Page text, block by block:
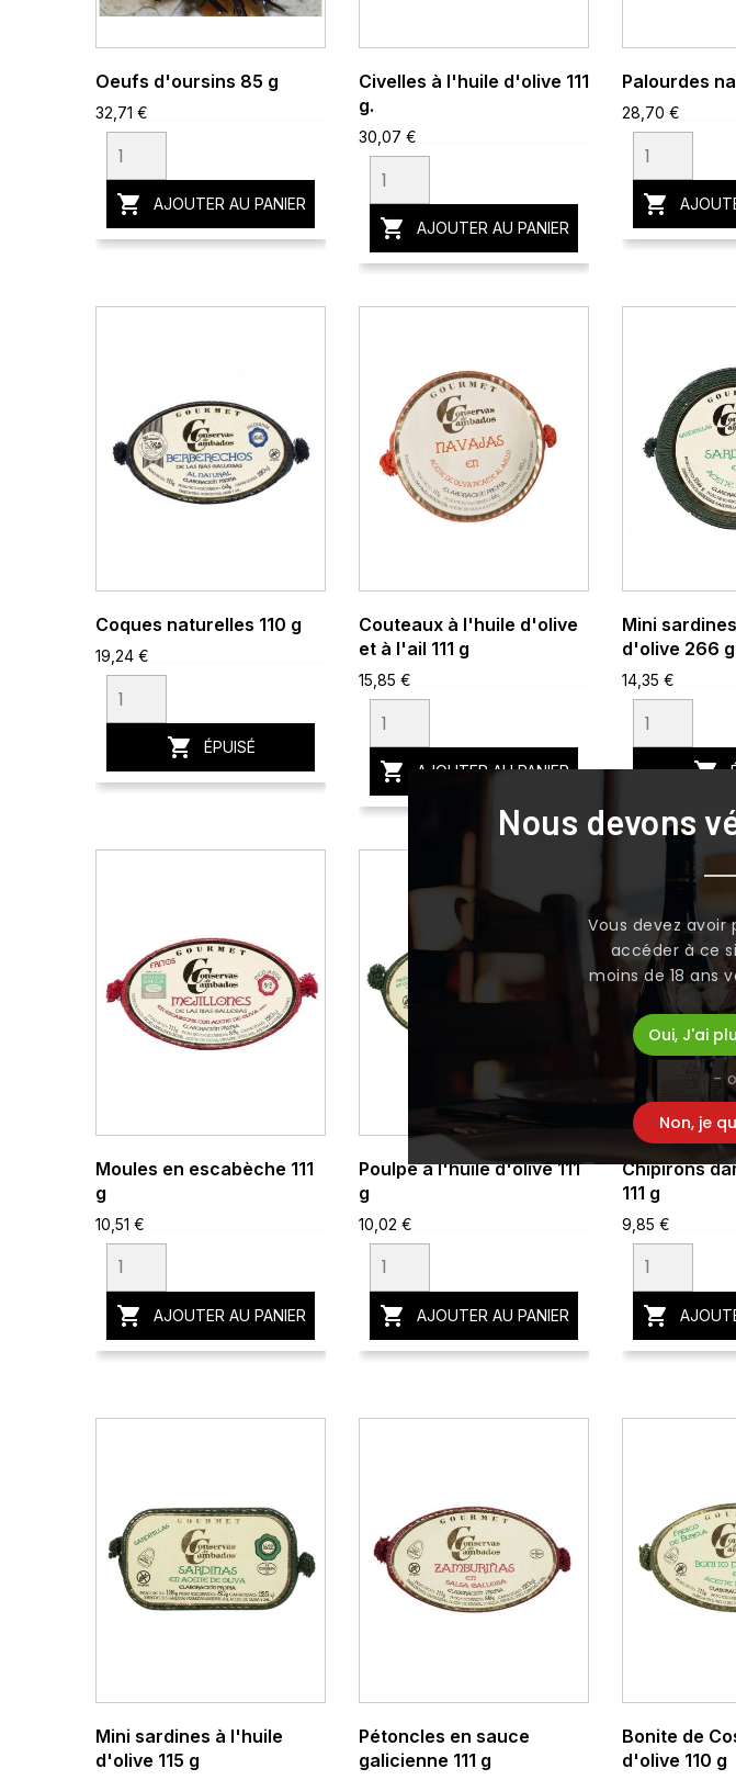
Oeufs d'oursins 85 g
32,71 €
 AJOUTER AU PANIER
Civelles à l'huile d'olive 111
g.
30,07 €
 AJOUTER AU PANIER
Palourdes
28,70 €

Coques naturelles 110 g
19,24 €
 ÉPUISÉ
Couteaux à l'huile d'olive
et à l'ail 111 g
15,85 €
 AJOUTER AU PANIER
Mini
d'olive 266 g
14,35 €

Moules en escabèche 111
g
10,51 €
 AJOUTER AU PANIER
Poulpe à l'huile d'olive 111
g
10,02 €
 AJOUTER AU PANIER
Chipirons
111 g
9,85 €

Mini sardines à l'huile
d'olive 115 g
Pétoncles en sauce
galicienne 111 g
Bonite de
d'olive 110 g
Nous devons
Vous devez avoir
accéder à ce
moins de 18 ans
Oui, J'ai
-
Non, je